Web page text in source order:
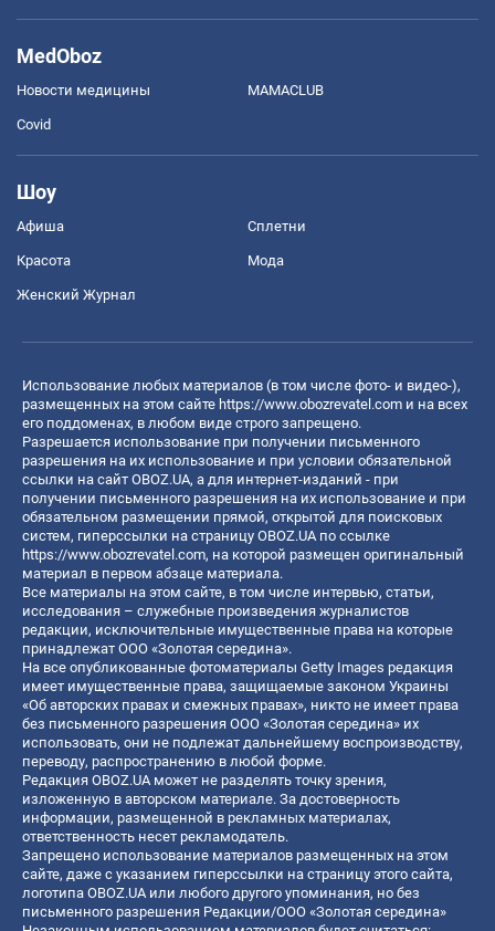
MedOboz
Новости медицины MAMACLUB
Covid
Шоу
Афиша Сплетни
Красота Мода
Женский Журнал
Использование любых материалов (в том числе фото- и видео-),
размещенных на этом сайте https://www.obozrevatel.com и на всех
его поддоменах, в любом виде строго запрещено.
Разрешается использование при получении письменного
разрешения на их использование и при условии обязательной
ссылки на сайт OBOZ.UA, а для интернет-изданий - при
получении письменного разрешения на их использование и при
обязательном размещении прямой, открытой для поисковых
систем, гиперссылки на страницу OBOZ.UA по ссылке
https://www.obozrevatel.com, на которой размещен оригинальный
материал в первом абзаце материала.
Все материалы на этом сайте, в том числе интервью, статьи,
исследования – служебные произведения журналистов
редакции, исключительные имущественные права на которые
принадлежат ООО «Золотая середина».
На все опубликованные фотоматериалы Getty Images редакция
имеет имущественные права, защищаемые законом Украины
«Об авторских правах и смежных правах», никто не имеет права
без письменного разрешения ООО «Золотая середина» их
использовать, они не подлежат дальнейшему воспроизводству,
переводу, распространению в любой форме.
Редакция OBOZ.UA может не разделять точку зрения,
изложенную в авторском материале. За достоверность
информации, размещенной в рекламных материалах,
ответственность несет рекламодатель.
Запрещено использование материалов размещенных на этом
сайте, даже с указанием гиперссылки на страницу этого сайта,
логотипа OBOZ.UA или любого другого упоминания, но без
письменного разрешения Редакции/ООО «Золотая середина»